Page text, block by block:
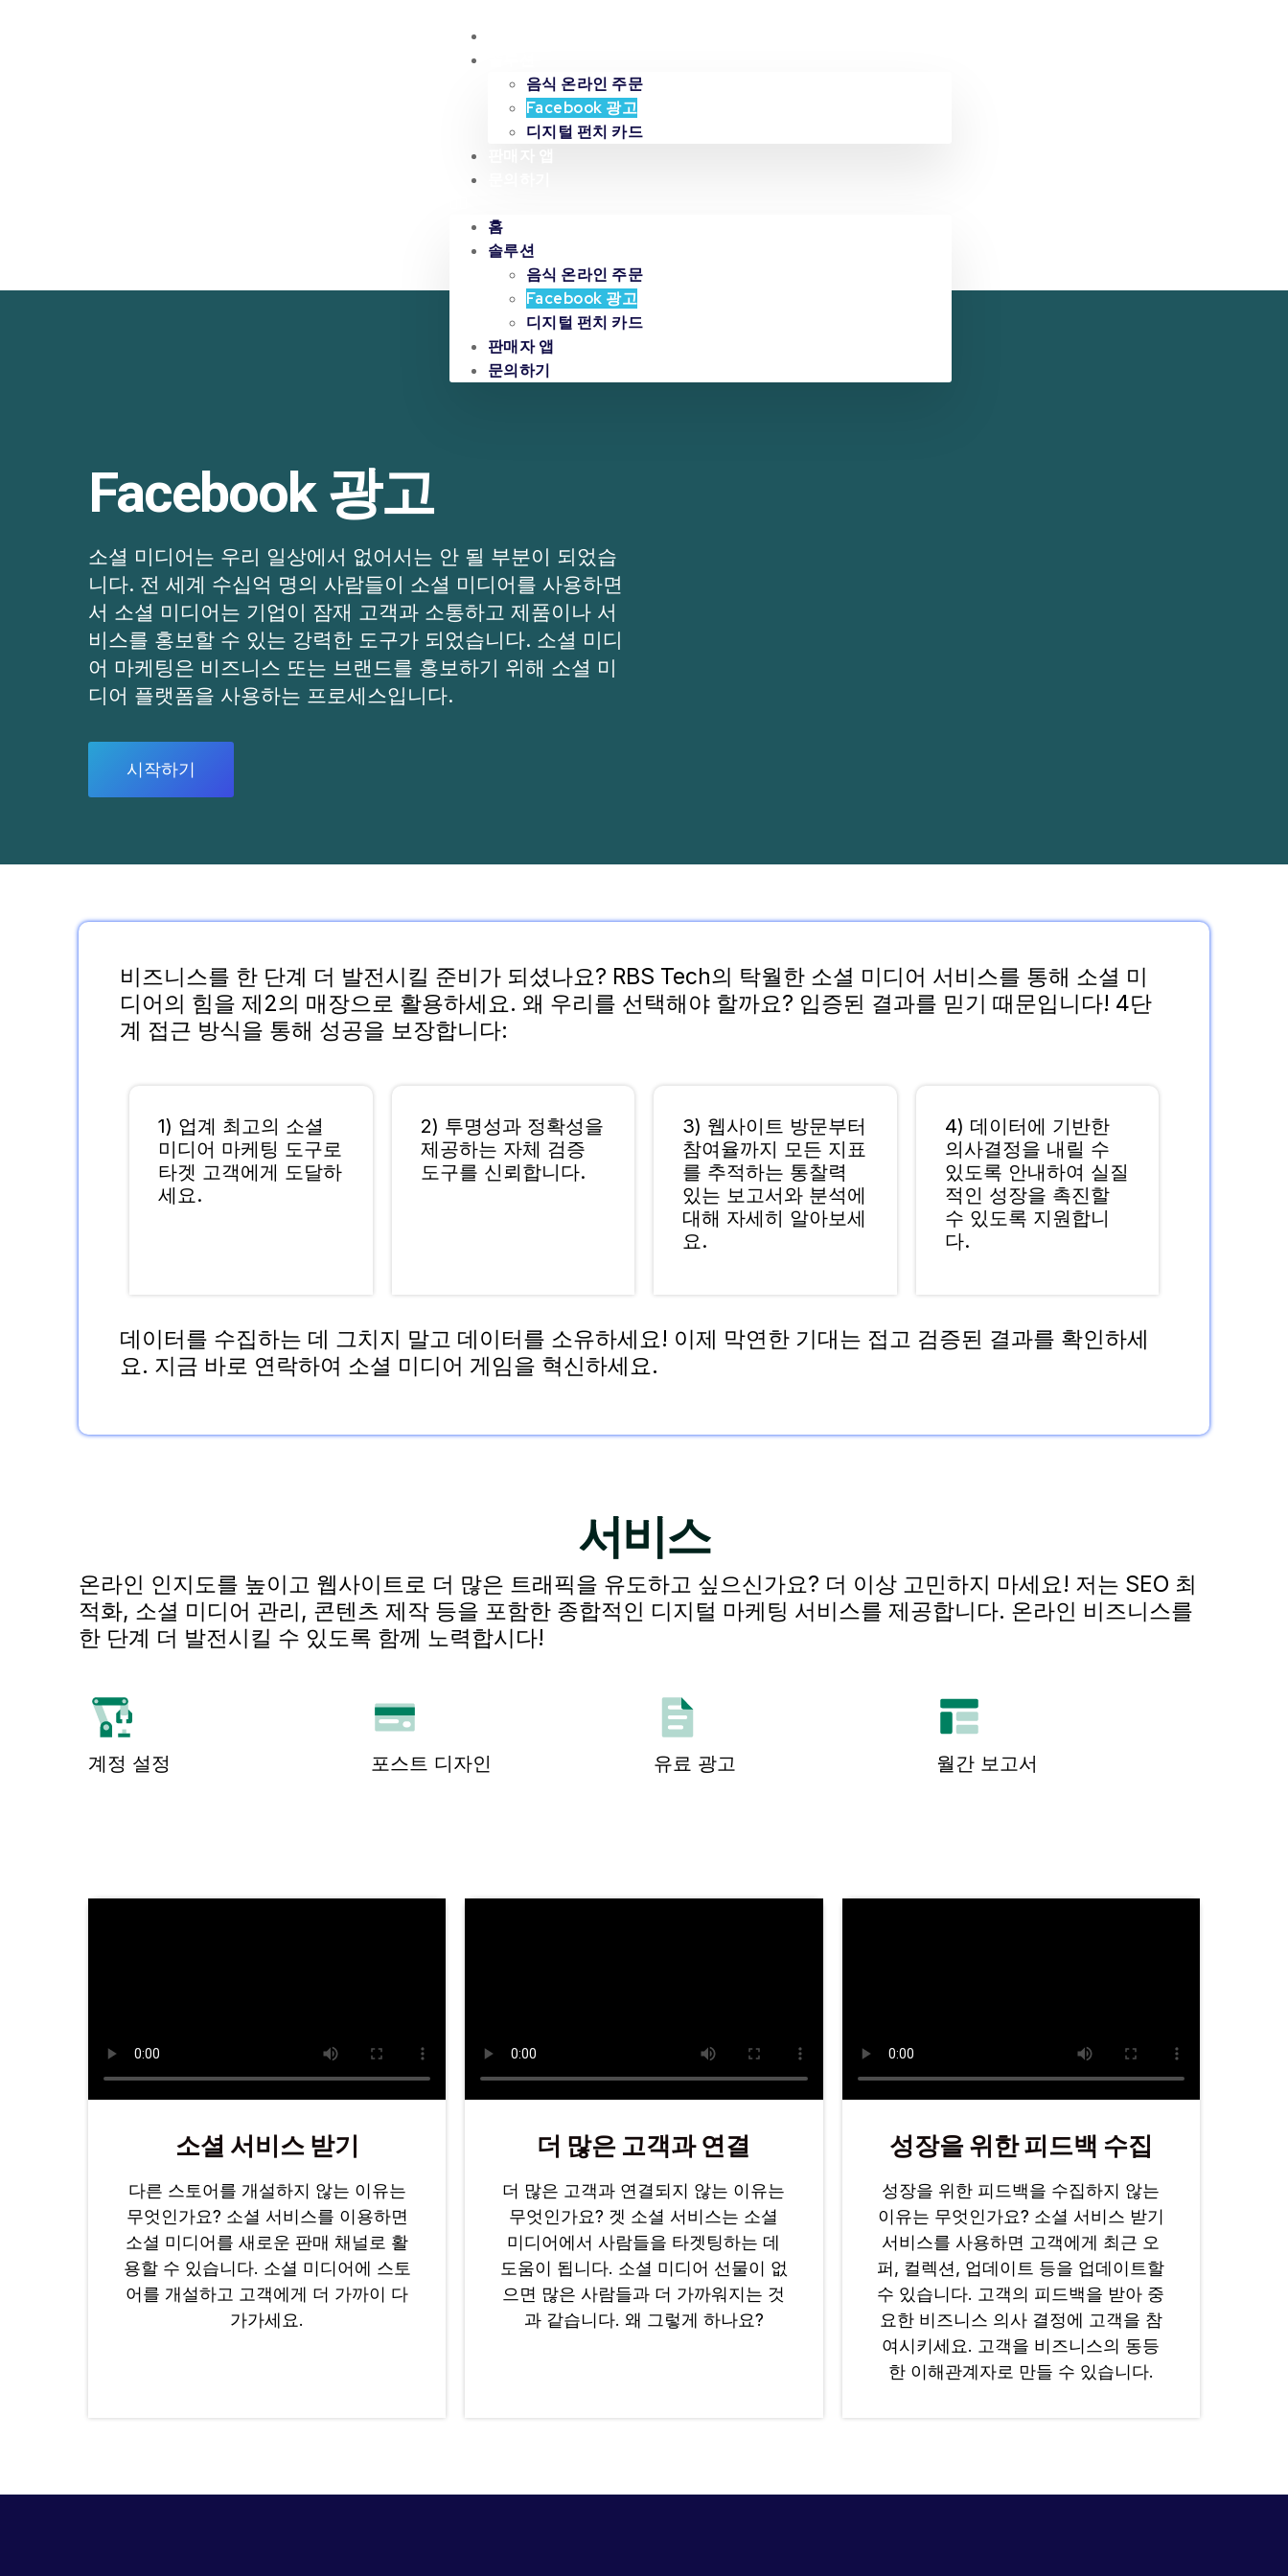
음식 온라인 주문
Facebook 광고
디지털 펀치 카드
홈
솔루션
음식 온라인 주문
Facebook 광고
디지털 펀치 카드
판매자 앱
문의하기
Facebook 광고
소셜 미디어는 우리 일상에서 없어서는 안 될 부분이 되었습
니다. 전 세계 수십억 명의 사람들이 소셜 미디어를 사용하면
서 소셜 미디어는 기업이 잠재 고객과 소통하고 제품이나 서
비스를 홍보할 수 있는 강력한 도구가 되었습니다. 소셜 미디
어 마케팅은 비즈니스 또는 브랜드를 홍보하기 위해 소셜 미
디어 플랫폼을 사용하는 프로세스입니다.
시작하기
비즈니스를 한 단계 더 발전시킬 준비가 되셨나요? RBS Tech의 탁월한 소셜 미디어 서비스를 통해 소셜 미
디어의 힘을 제2의 매장으로 활용하세요. 왜 우리를 선택해야 할까요? 입증된 결과를 믿기 때문입니다! 4단
계 접근 방식을 통해 성공을 보장합니다:
1) 업계 최고의 소셜
미디어 마케팅 도구로
타겟 고객에게 도달하
세요.
2) 투명성과 정확성을
제공하는 자체 검증
도구를 신뢰합니다.
3) 웹사이트 방문부터
참여율까지 모든 지표
를 추적하는 통찰력
있는 보고서와 분석에
대해 자세히 알아보세
요.
4) 데이터에 기반한
의사결정을 내릴 수
있도록 안내하여 실질
적인 성장을 촉진할
수 있도록 지원합니
다.
데이터를 수집하는 데 그치지 말고 데이터를 소유하세요! 이제 막연한 기대는 접고 검증된 결과를 확인하세
요. 지금 바로 연락하여 소셜 미디어 게임을 혁신하세요.
서비스
온라인 인지도를 높이고 웹사이트로 더 많은 트래픽을 유도하고 싶으신가요? 더 이상 고민하지 마세요! 저는 SEO 최
적화, 소셜 미디어 관리, 콘텐츠 제작 등을 포함한 종합적인 디지털 마케팅 서비스를 제공합니다. 온라인 비즈니스를
한 단계 더 발전시킬 수 있도록 함께 노력합시다!
계정 설정 포스트 디자인 유료 광고 월간 보고서
소셜 서비스 받기
다른 스토어를 개설하지 않는 이유는
무엇인가요? 소셜 서비스를 이용하면
소셜 미디어를 새로운 판매 채널로 활
용할 수 있습니다. 소셜 미디어에 스토
어를 개설하고 고객에게 더 가까이 다
가가세요.
더 많은 고객과 연결
더 많은 고객과 연결되지 않는 이유는
무엇인가요? 겟 소셜 서비스는 소셜
미디어에서 사람들을 타겟팅하는 데
도움이 됩니다. 소셜 미디어 선물이 없
으면 많은 사람들과 더 가까워지는 것
과 같습니다. 왜 그렇게 하나요?
성장을 위한 피드백 수집
성장을 위한 피드백을 수집하지 않는
이유는 무엇인가요? 소셜 서비스 받기
서비스를 사용하면 고객에게 최근 오
퍼, 컬렉션, 업데이트 등을 업데이트할
수 있습니다. 고객의 피드백을 받아 중
요한 비즈니스 의사 결정에 고객을 참
여시키세요. 고객을 비즈니스의 동등
한 이해관계자로 만들 수 있습니다.